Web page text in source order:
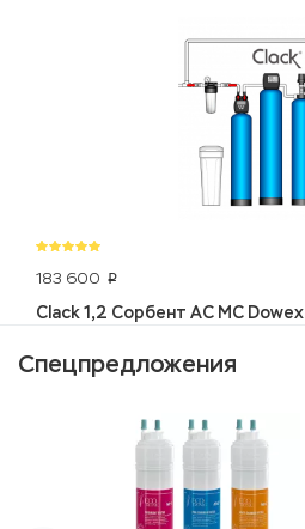
183 600 p
Clack 1,2 Сорбент АС МС Dowex
Спецпредложения